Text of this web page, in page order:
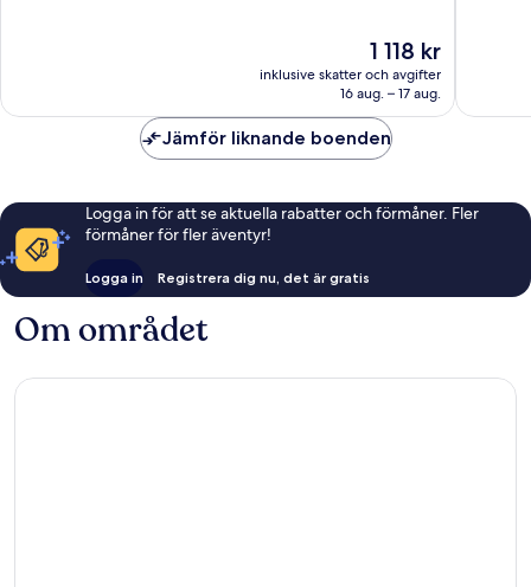
Priset
är
1 118 kr
1 118 kr
inklusive skatter och avgifter
16 aug. – 17 aug.
Jämför liknande boenden
Logga in för att se aktuella rabatter och förmåner. Fler
förmåner för fler äventyr!
Logga in Registrera dig nu, det är gratis
Om området